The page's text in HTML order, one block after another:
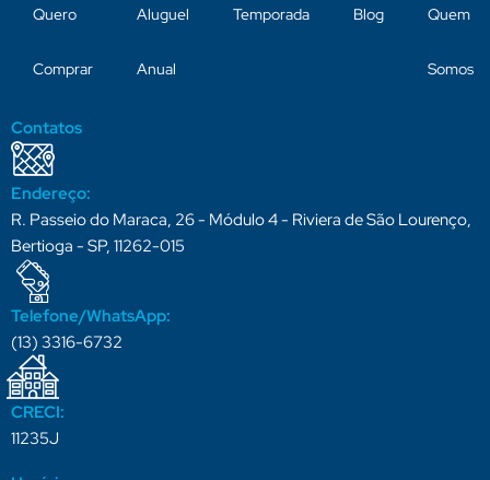
Quero
Comprar
Aluguel
Anual
Temporada Blog Quem
Somos
Contatos
Endereço:
R. Passeio do Maraca, 26 - Módulo 4 - Riviera de São Lourenço,
Bertioga - SP, 11262-015
Telefone/WhatsApp:
(13) 3316-6732
CRECI:
11235J